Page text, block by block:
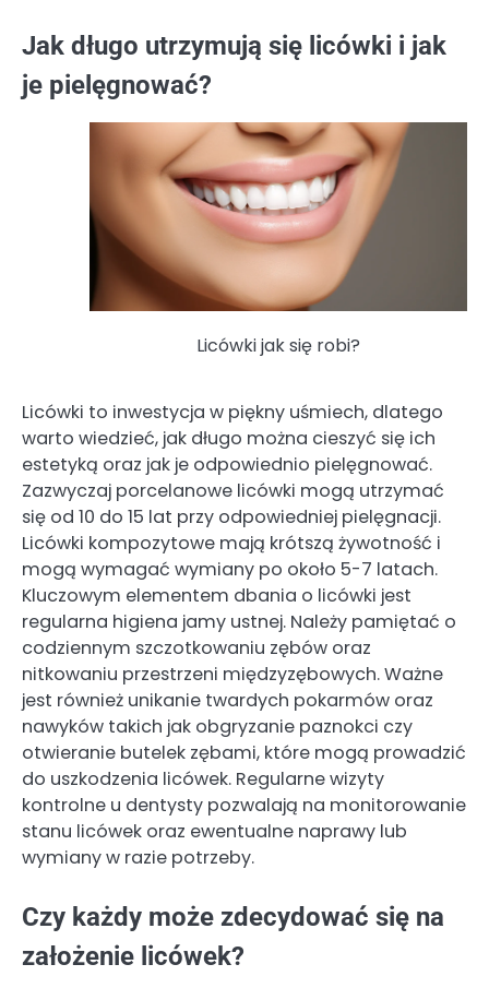
Jak długo utrzymują się licówki i jak
je pielęgnować?
Licówki jak się robi?
Licówki to inwestycja w piękny uśmiech, dlatego
warto wiedzieć, jak długo można cieszyć się ich
estetyką oraz jak je odpowiednio pielęgnować.
Zazwyczaj porcelanowe licówki mogą utrzymać
się od 10 do 15 lat przy odpowiedniej pielęgnacji.
Licówki kompozytowe mają krótszą żywotność i
mogą wymagać wymiany po około 5-7 latach.
Kluczowym elementem dbania o licówki jest
regularna higiena jamy ustnej. Należy pamiętać o
codziennym szczotkowaniu zębów oraz
nitkowaniu przestrzeni międzyzębowych. Ważne
jest również unikanie twardych pokarmów oraz
nawyków takich jak obgryzanie paznokci czy
otwieranie butelek zębami, które mogą prowadzić
do uszkodzenia licówek. Regularne wizyty
kontrolne u dentysty pozwalają na monitorowanie
stanu licówek oraz ewentualne naprawy lub
wymiany w razie potrzeby.
Czy każdy może zdecydować się na
założenie licówek?